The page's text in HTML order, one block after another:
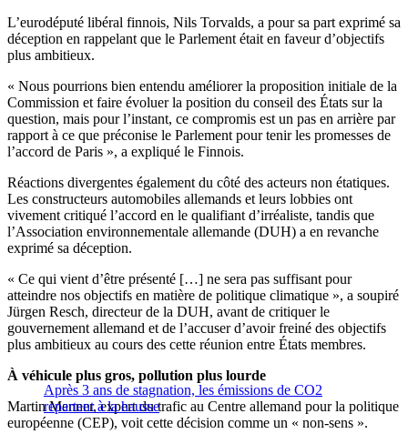
L’eurodéputé libéral finnois, Nils Torvalds, a pour sa part exprimé sa
déception en rappelant que le Parlement était en faveur d’objectifs
plus ambitieux.
« Nous pourrions bien entendu améliorer la proposition initiale de la
Commission et faire évoluer la position du conseil des États sur la
question, mais pour l’instant, ce compromis est un pas en arrière par
rapport à ce que préconise le Parlement pour tenir les promesses de
l’accord de Paris », a expliqué le Finnois.
Réactions divergentes également du côté des acteurs non étatiques.
Les constructeurs automobiles allemands et leurs lobbies ont
vivement critiqué l’accord en le qualifiant d’irréaliste, tandis que
l’Association environnementale allemande (DUH) a en revanche
exprimé sa déception.
« Ce qui vient d’être présenté […] ne sera pas suffisant pour
atteindre nos objectifs en matière de politique climatique », a soupiré
Jürgen Resch, directeur de la DUH, avant de critiquer le
gouvernement allemand et de l’accuser d’avoir freiné des objectifs
plus ambitieux au cours des cette réunion entre États membres.
Après 3 ans de stagnation, les émissions de CO2
repartent à la hausse
À véhicule plus gros, pollution plus lourde
Martin Menner, expert du trafic au Centre allemand pour la politique
européenne (CEP), voit cette décision comme un « non-sens ».